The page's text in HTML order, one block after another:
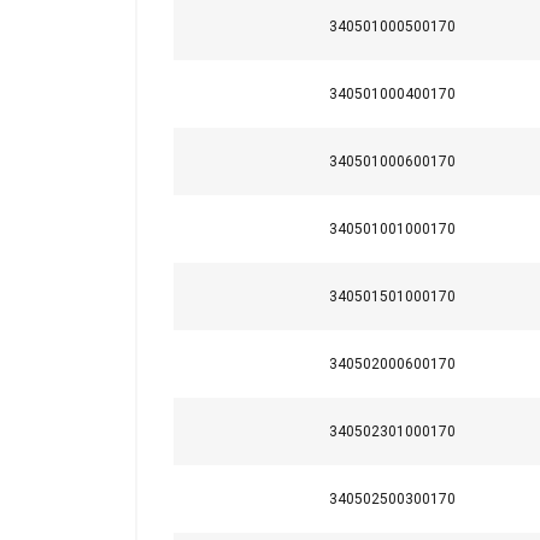
340501000500170
340501000400170
340501000600170
340501001000170
340501501000170
340502000600170
340502301000170
340502500300170
Darba temperatūra :
Šajā
kopīgojam
kuri to var